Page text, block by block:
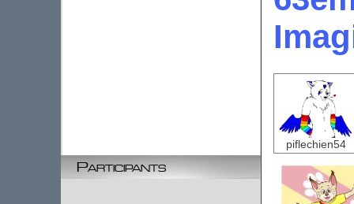
Participants
piflechien54